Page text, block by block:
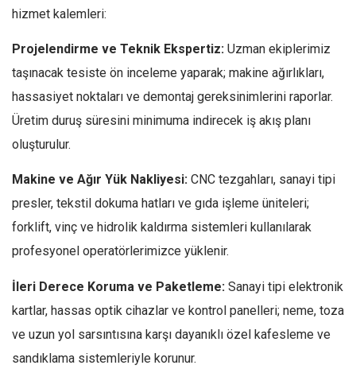
hizmet kalemleri:
Projelendirme ve Teknik Ekspertiz: Uzman ekiplerimiz
taşınacak tesiste ön inceleme yaparak; makine ağırlıkları,
hassasiyet noktaları ve demontaj gereksinimlerini raporlar.
Üretim duruş süresini minimuma indirecek iş akış planı
oluşturulur.
Makine ve Ağır Yük Nakliyesi: CNC tezgahları, sanayi tipi
presler, tekstil dokuma hatları ve gıda işleme üniteleri;
forklift, vinç ve hidrolik kaldırma sistemleri kullanılarak
profesyonel operatörlerimizce yüklenir.
İleri Derece Koruma ve Paketleme: Sanayi tipi elektronik
kartlar, hassas optik cihazlar ve kontrol panelleri; neme, toza
ve uzun yol sarsıntısına karşı dayanıklı özel kafesleme ve
sandıklama sistemleriyle korunur.